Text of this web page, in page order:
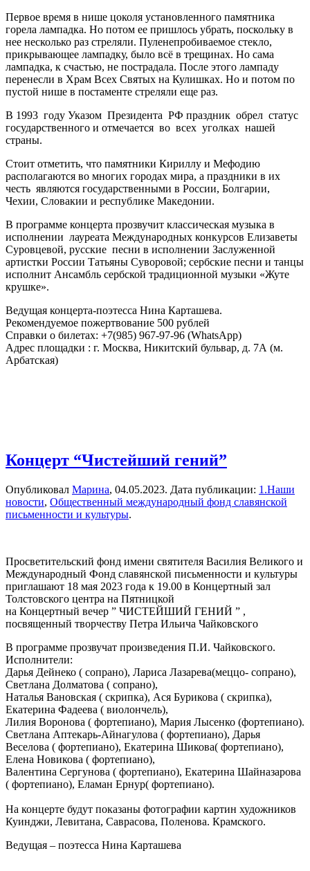
Первое время в нише цоколя установленного памятника
горела лампадка. Но потом ее пришлось убрать, поскольку в
нее несколько раз стреляли. Пуленепробиваемое стекло,
прикрывающее лампадку, было всё в трещинах. Но сама
лампадка, к счастью, не пострадала. После этого лампаду
перенесли в Храм Всех Святых на Кулишках. Но и потом по
пустой нише в постаменте стреляли еще раз.
В 1993 году Указом Президента РФ праздник обрел статус
государственного и отмечается во всех уголках нашей
страны.
Стоит отметить, что памятники Кириллу и Мефодию
располагаются во многих городах мира, а праздники в их
честь являются государственными в России, Болгарии,
Чехии, Словакии и республике Македонии.
В программе концерта прозвучит классическая музыка в
исполнении лауреата Международных конкурсов Елизаветы
Суровцевой, русские песни в исполнении Заслуженной
артистки России Татьяны Суворовой; сербские песни и танцы
исполнит Ансамбль сербской традиционной музыки «Жуте
крушке».
Ведущая концерта-поэтесса Нина Карташева.
Рекомендуемое пожертвование 500 рублей
Справки о билетах: +7(985) 967-97-96 (WhatsApp)
Адрес площадки : г. Москва, Никитский бульвар, д. 7А (м.
Арбатская)
Концерт “Чистейший гений”
Опубликовал Марина, 04.05.2023. Дата публикации: 1.Наши
новости, Общественный международный фонд славянской
письменности и культуры.
Просветительский фонд имени святителя Василия Великого и
Международный Фонд славянской письменности и культуры
приглашают 18 мая 2023 года к 19.00 в Концертный зал
Толстовского центра на Пятницкой
на Концертный вечер ” ЧИСТЕЙШИЙ ГЕНИЙ ” ,
посвященный творчеству Петра Ильича Чайковского
В программе прозвучат произведения П.И. Чайковского.
Исполнители:
Дарья Дейнеко ( сопрано), Лариса Лазарева(меццо- сопрано),
Светлана Долматова ( сопрано),
Наталья Вановская ( скрипка), Ася Бурикова ( скрипка),
Екатерина Фадеева ( виолончель),
Лилия Воронова ( фортепиано), Мария Лысенко (фортепиано).
Светлана Аптекарь-Айнагулова ( фортепиано), Дарья
Веселова ( фортепиано), Екатерина Шикова( фортепиано),
Елена Новикова ( фортепиано),
Валентина Сергунова ( фортепиано), Екатерина Шайназарова
( фортепиано), Еламан Ернур( фортепиано).
На концерте будут показаны фотографии картин художников
Куинджи, Левитана, Саврасова, Поленова. Крамского.
Ведущая – поэтесса Нина Карташева